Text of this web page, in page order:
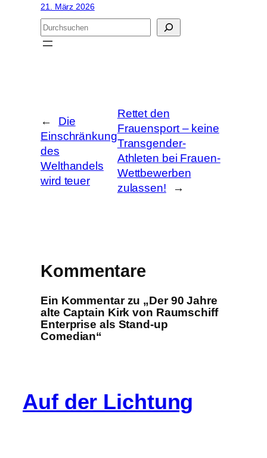
21. März 2026
S
u
←
Die
Einschränkung
des
Welthandels
wird teuer
Rettet den
Frauensport – keine
Transgender-
Athleten bei Frauen-
Wettbewerben
zulassen!
→
Kommentare
Ein Kommentar zu „Der 90 Jahre
alte Captain Kirk von Raumschiff
Enterprise als Stand-up
Comedian“
Auf der Lichtung